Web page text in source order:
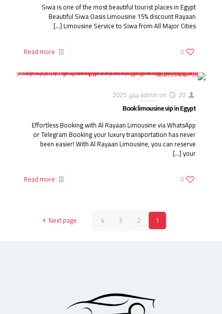
Siwa is one of the most beautiful tourist places in Egypt
Beautiful Siwa Oasis Limousine 15% discount Rayaan
Limousine Service to Siwa from All Major Cities
[…]
0
Read more
admin on 20 يناير، 2025
Book limousine vip in Egypt
Effortless Booking with Al Rayaan Limousine via WhatsApp
or Telegram Booking your luxury transportation has never
been easier! With Al Rayaan Limousine, you can reserve
your
[…]
0
Read more
1
2
3
4
Next page